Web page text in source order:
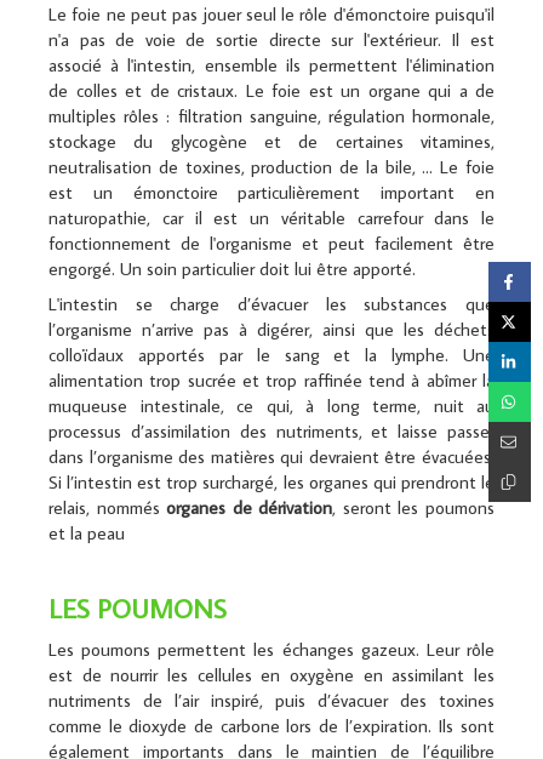
Le foie ne peut pas jouer seul le rôle d'émonctoire puisqu'il
n'a pas de voie de sortie directe sur l'extérieur. Il est
associé à l'intestin, ensemble ils permettent l'élimination
de colles et de cristaux. Le foie est un organe qui a de
multiples rôles : filtration sanguine, régulation hormonale,
stockage du glycogène et de certaines vitamines,
neutralisation de toxines, production de la bile, ... Le foie
est un émonctoire particulièrement important en
naturopathie, car il est un véritable carrefour dans le
fonctionnement de l'organisme et peut facilement être
engorgé. Un soin particulier doit lui être apporté.
L'intestin se charge d’évacuer les substances que
l’organisme n’arrive pas à digérer, ainsi que les déchets
colloïdaux apportés par le sang et la lymphe. Une
alimentation trop sucrée et trop raffinée tend à abîmer la
muqueuse intestinale, ce qui, à long terme, nuit au
processus d’assimilation des nutriments, et laisse passer
dans l’organisme des matières qui devraient être évacuées.
Si l’intestin est trop surchargé, les organes qui prendront le
relais, nommésorganes de dérivation, seront les poumons
et la peau
LES POUMONS
Les poumons permettent les échanges gazeux. Leur rôle
est de nourrir les cellules en oxygène en assimilant les
nutriments de l’air inspiré, puis d’évacuer des toxines
comme le dioxyde de carbone lors de l’expiration. Ils sont
également importants dans le maintien de l’équilibre